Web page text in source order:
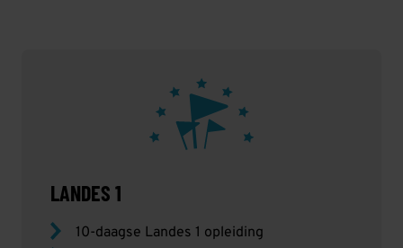
LANDES 1
10-daagse Landes 1 opleiding